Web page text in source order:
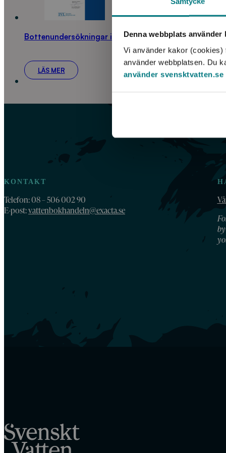
Denna webbplats använder
Vi använder kakor
använder webbplatsen. Du
använder svensktvatten.se
Bottenundersökningar i Upplands, Stockholms,
LÄS MER
KONTAKT
Telefon: 08 – 506 002 90
E-post:vattenbokhandeln@exacta.se